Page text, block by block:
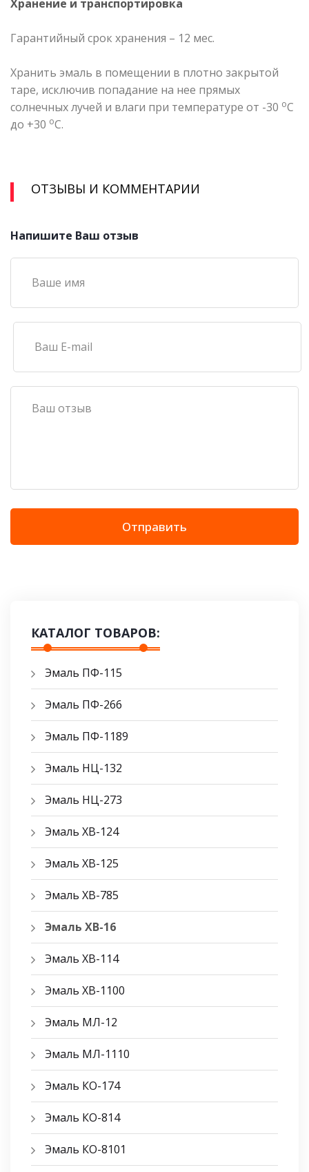
Хранение и транспортировка
Гарантийный срок хранения – 12 мес.
Хранить эмаль в помещении в плотно закрытой
таре, исключив попадание на нее прямых
солнечных лучей и влаги при температуре от -30 оС
до +30 оС.
ОТЗЫВЫ И КОММЕНТАРИИ
Напишите Ваш отзыв
Отправить
КАТАЛОГ ТОВАРОВ:
Эмаль ПФ-115
Эмаль ПФ-266
Эмаль ПФ-1189
Эмаль НЦ-132
Эмаль НЦ-273
Эмаль ХВ-124
Эмаль ХВ-125
Эмаль ХВ-785
Эмаль ХВ-16
Эмаль ХВ-114
Эмаль ХВ-1100
Эмаль МЛ-12
Эмаль МЛ-1110
Эмаль КО-174
Эмаль КО-814
Эмаль КО-8101